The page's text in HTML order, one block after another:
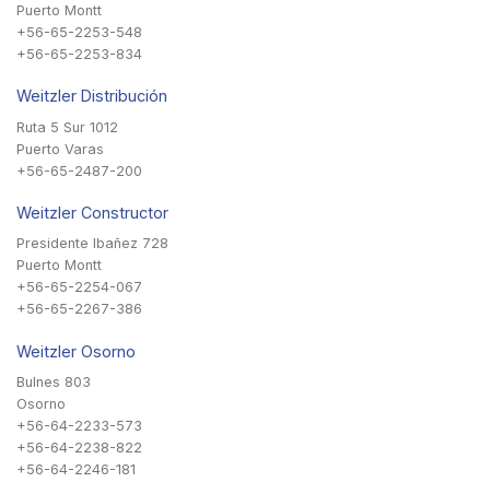
Puerto Montt
+56-65-2253-548
+56-65-2253-834
Weitzler Distribución
Ruta 5 Sur 1012
Puerto Varas
+56-65-2487-200
Weitzler Constructor
Presidente Ibañez 728
Puerto Montt
+56-65-2254-067
+56-65-2267-386
Weitzler Osorno
Bulnes 803
Osorno
+56-64-2233-573
+56-64-2238-822
+56-64-2246-181